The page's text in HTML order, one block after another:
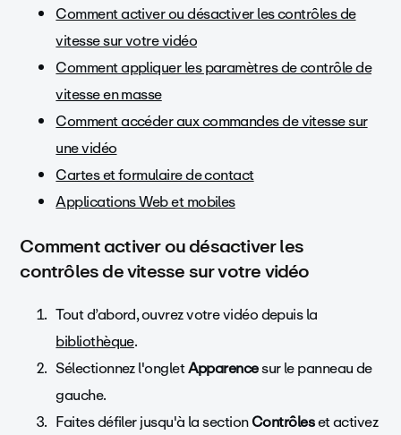
Comment activer ou désactiver les contrôles de
vitesse sur votre vidéo
Comment appliquer les paramètres de contrôle de
vitesse en masse
Comment accéder aux commandes de vitesse sur
une vidéo
Cartes et formulaire de contact
Applications Web et mobiles
Comment activer ou désactiver les
contrôles de vitesse sur votre vidéo
Tout d’abord, ouvrez votre vidéo depuis la
bibliothèque.
Sélectionnez l'ongletApparencesur le panneau de
gauche.
Faites défiler jusqu'à la sectionContrôleset activez